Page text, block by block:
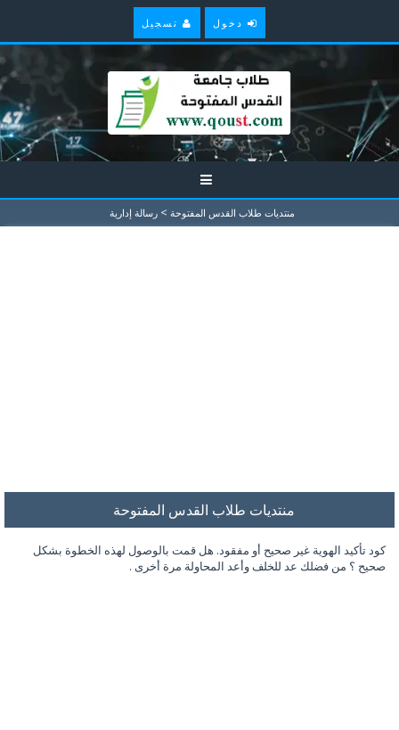
دخول تسجيل
منتديات طلاب القدس المفتوحة > رسالة إدارية
منتديات طلاب القدس المفتوحة
كود تأكيد الهوية غير صحيح أو مفقود. هل قمت بالوصول لهذه الخطوة بشكل
صحيح ؟ من فضلك عد للخلف وأعد المحاولة مرة أخرى .